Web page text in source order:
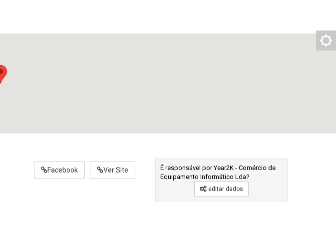
Ver Site
Facebook
É responsável por Year2K - Comércio de
Equipamento Informático Lda?
editar dados